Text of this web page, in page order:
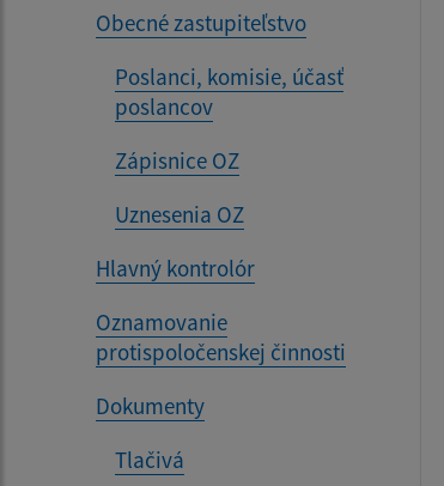
Obecné zastupiteľstvo
Poslanci, komisie, účasť
poslancov
Zápisnice OZ
Uznesenia OZ
Hlavný kontrolór
Oznamovanie
protispoločenskej činnosti
Dokumenty
Tlačivá